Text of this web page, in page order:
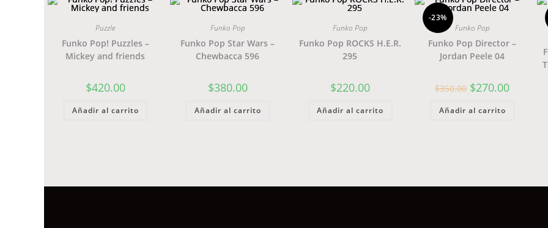
Puzzle
Funko Pop! Puzzles –
Mickey and friends
$420.00
Añadir al carrito
Funko Pop
Funko Pop Star Wars –
Chewbacca 596
$380.00
Añadir al carrito
Funko Pop
Funko Pop ROCKS H.E.R.
295
$220.00
Añadir al carrito
-23%
Funko Pop
Funko Pop Director –
Jordan Peele 04
$350.00 $270.00
Añadir al carrito